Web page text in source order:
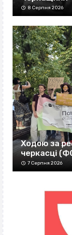
8 Серпня 2026
Ходою за
черкасці
7 Серпня 2026